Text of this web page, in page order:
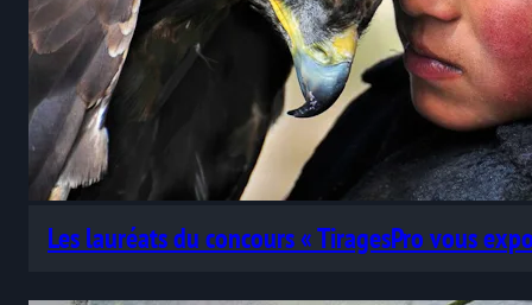
Les lauréats du concours « TiragesPro vous